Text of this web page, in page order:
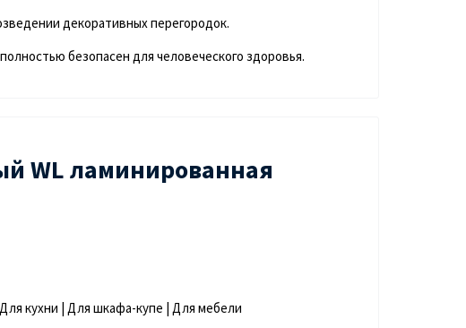
декоративных перегородок.
безопасен для человеческого здоровья.
WL ламинированная
кухни | Для шкафа-купе | Для мебели